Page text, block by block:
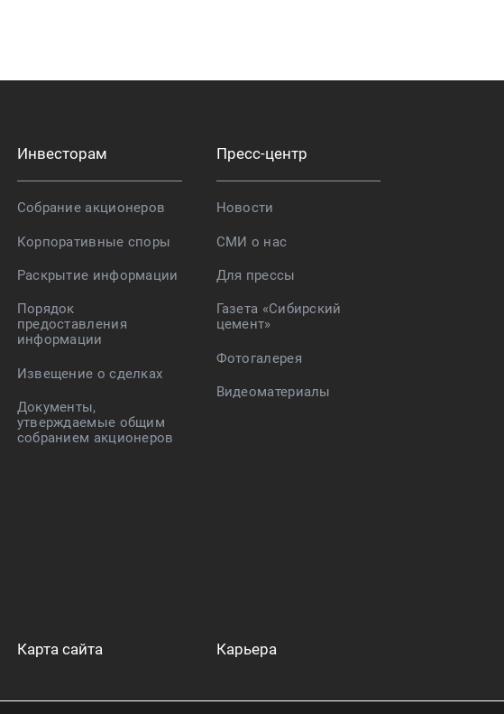
Инвесторам
Собрание акционеров
Корпоративные споры
Раскрытие информации
Порядок
предоставления
информации
Извещение о сделках
Документы,
утверждаемые общим
собранием акционеров
Пресс-центр
Новости
СМИ о нас
Для прессы
Газета «Сибирский
цемент»
Фотогалерея
Видеоматериалы
Карта сайта Карьера